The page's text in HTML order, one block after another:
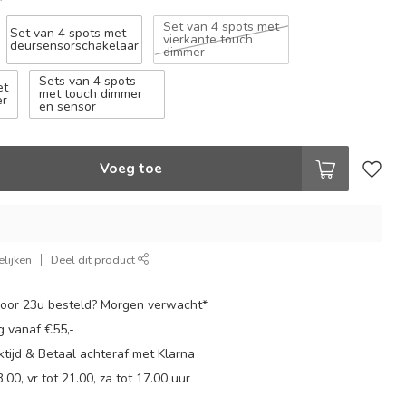
Set van 4 spots met
deursensorschakelaar
Set van 4 spots met
vierkante touch
dimmer
Sets van 4 spots
met touch dimmer
en sensor
Voeg toe
Deel dit product
23u besteld? Morgen verwacht*
vanaf €55,-
& Betaal achteraf met Klarna
vr tot 21.00, za tot 17.00 uur